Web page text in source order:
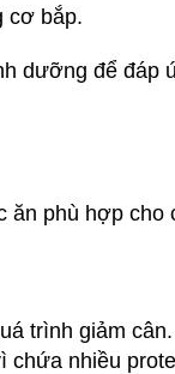
cơ bắp.
dưỡng để đáp
phù hợp
trình giảm
nhiều